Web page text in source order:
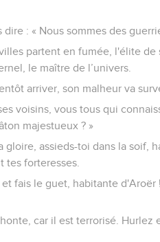
: « Nous sommes des
partent en fumée, l'élite de
le maître de l’univers.
arriver, son malheur va
voisins, vous tous qui
majestueux ? »
gloire, assieds-toi dans la soif,
tes forteresses.
fais le guet, habitante
car il est terrorisé.